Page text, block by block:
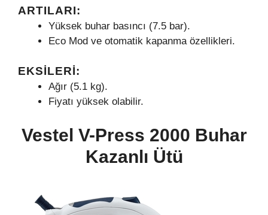
ARTILARI:
Yüksek buhar basıncı (7.5 bar).
Eco Mod ve otomatik kapanma özellikleri.
EKSILERI:
Ağır (5.1 kg).
Fiyatı yüksek olabilir.
Vestel V-Press 2000 Buhar
Kazanlı Ütü